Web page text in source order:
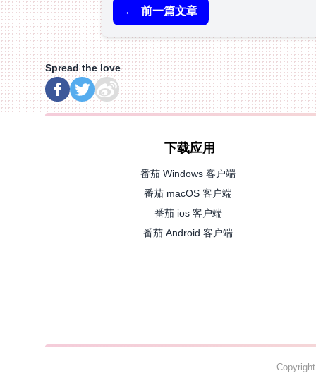
← 前一篇文章
Spread the love
下载应用
番茄 Windows 客户端
番茄 macOS 客户端
番茄 ios 客户端
番茄 Android 客户端